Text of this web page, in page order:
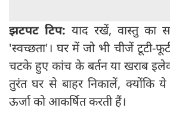
झटपट टिप: याद रखें, वास्तु का
'स्वच्छता'। घर में जो भी चीजें टूटी-
चटके हुए कांच के बर्तन या खराब
तुरंत घर से बाहर निकालें, क्योंकि
ऊर्जा को आकर्षित करती हैं।